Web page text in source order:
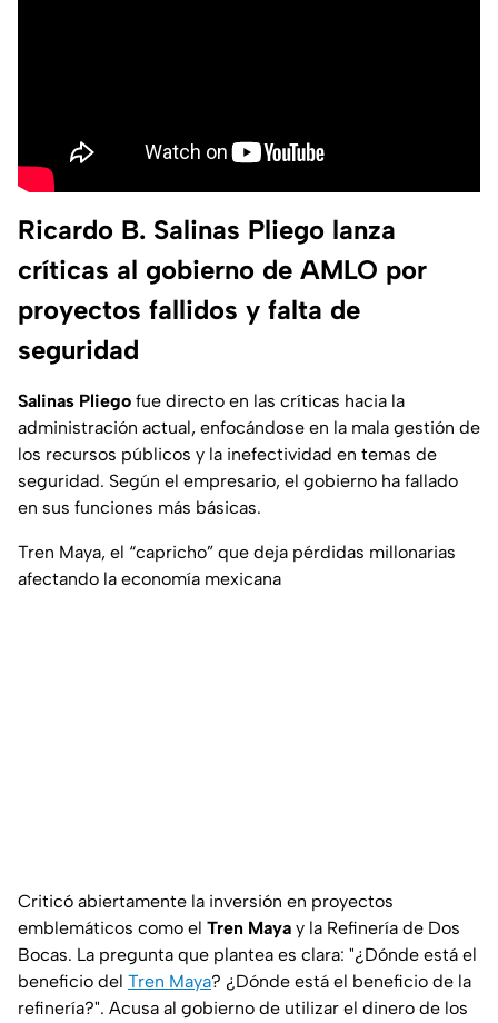
Ricardo B. Salinas Pliego lanza
críticas al gobierno de AMLO por
proyectos fallidos y falta de
seguridad
Salinas Pliego fue directo en las críticas hacia la
administración actual, enfocándose en la mala gestión de
los recursos públicos y la inefectividad en temas de
seguridad. Según el empresario, el gobierno ha fallado
en sus funciones más básicas.
Tren Maya, el “capricho” que deja pérdidas millonarias
afectando la economía mexicana
Criticó abiertamente la inversión en proyectos
emblemáticos como el Tren Maya y la Refinería de Dos
Bocas. La pregunta que plantea es clara: "¿Dónde está el
beneficio del Tren Maya? ¿Dónde está el beneficio de la
refinería?". Acusa al gobierno de utilizar el dinero de los